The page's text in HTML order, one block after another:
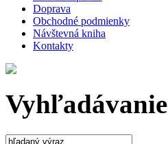
Doprava
Obchodné podmienky
Návštevná kniha
Kontakty
Vyhľadávanie